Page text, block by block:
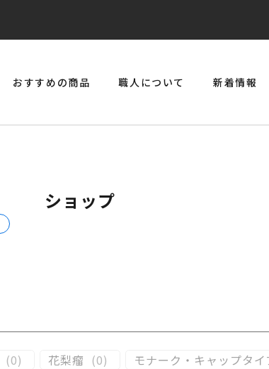
おすすめの商品 職人について 新着情報
ショップ
(0) 花梨瘤 (0) モナーク・キャップタイ